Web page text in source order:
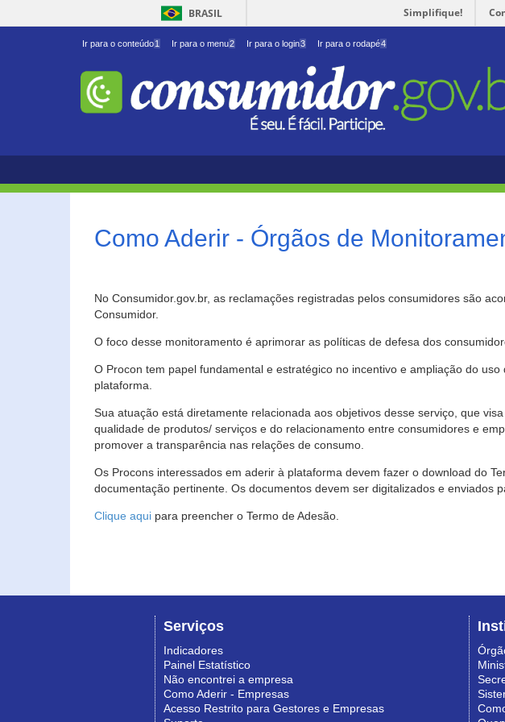
BRASIL Simplifique!
Ir para o conteúdo1 Ir para o menu2 Ir para o login3 Ir para o rodapé4
Como Aderir - Órgãos de
No Consumidor.gov.br, as reclamações registradas pelos consumidores são
Consumidor.
O foco desse monitoramento é aprimorar as políticas de defesa dos
O Procon tem papel fundamental e estratégico no incentivo e ampliação do
plataforma.
Sua atuação está diretamente relacionada aos objetivos desse serviço, que
qualidade de produtos/ serviços e do relacionamento entre consumidores e
promover a transparência nas relações de consumo.
Os Procons interessados em aderir à plataforma devem fazer o download do
documentação pertinente. Os documentos devem ser digitalizados e enviados
Clique aqui para preencher o Termo de Adesão.
Serviços
Indicadores
Painel Estatístico
Não encontrei a empresa
Como Aderir - Empresas
Acesso Restrito para Gestores e Empresas